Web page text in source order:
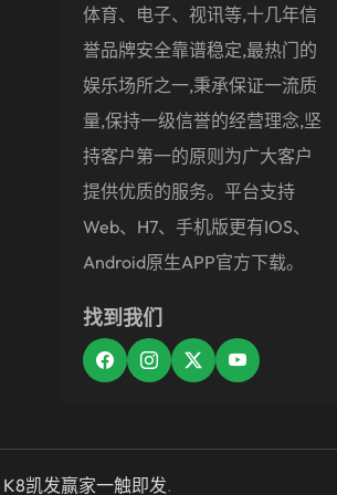
体育、电子、视讯等,十几年信
誉品牌安全靠谱稳定,最热门的
娱乐场所之一,秉承保证一流质
量,保持一级信誉的经营理念,坚
持客户第一的原则为广大客户
提供优质的服务。平台支持
Web、H7、手机版更有iOS、
Android原生APP官方下载。
找到我们
K8凯发赢家一触即发.